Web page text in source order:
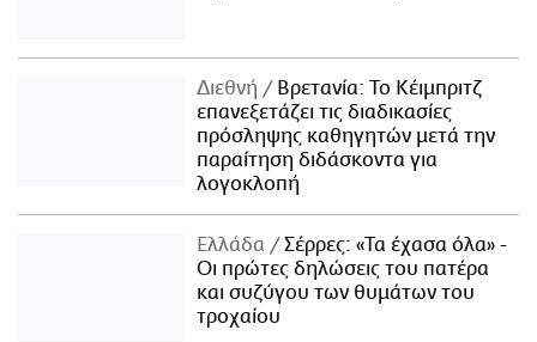
Διεθνή
Βρετανία: Το Κέιμπριτζ
επανεξετάζει τις διαδικασίες
πρόσληψης καθηγητών μετά την
παραίτηση διδάσκοντα για
λογοκλοπή
Ελλάδα
Σέρρες: «Τα έχασα όλα» -
Οι πρώτες δηλώσεις του πατέρα
και συζύγου των θυμάτων του
τροχαίου